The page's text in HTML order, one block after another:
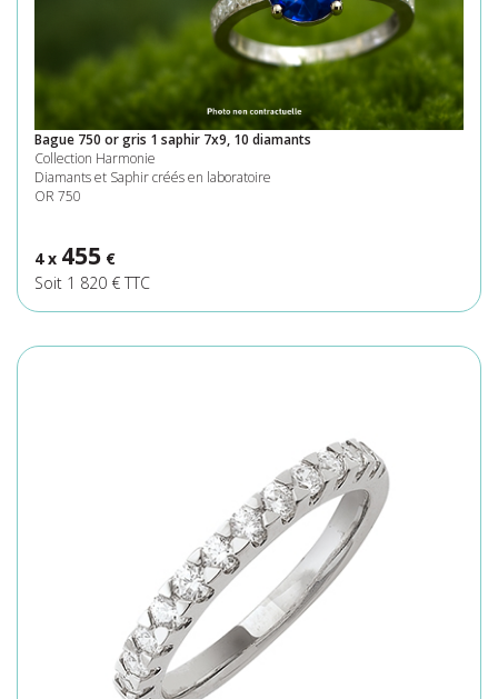
Bague 750 or gris 1 saphir 7x9, 10 diamants
Collection Harmonie
Diamants et Saphir créés en laboratoire
OR 750
4 x 455 €
Soit 1 820 € TTC